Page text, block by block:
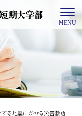
MENU
かかる災害救助法の適用について